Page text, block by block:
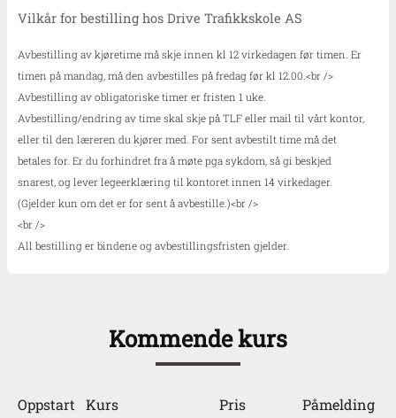
Vilkår for bestilling hos Drive Trafikkskole AS
Avbestilling av kjøretime må skje innen kl 12 virkedagen før timen. Er
timen på mandag, må den avbestilles på fredag før kl 12.00.<br />
Avbestilling av obligatoriske timer er fristen 1 uke.
Avbestilling/endring av time skal skje på TLF eller mail til vårt kontor,
eller til den læreren du kjører med. For sent avbestilt time må det
betales for. Er du forhindret fra å møte pga sykdom, så gi beskjed
snarest, og lever legeerklæring til kontoret innen 14 virkedager.
(Gjelder kun om det er for sent å avbestille.)<br />
<br />
All bestilling er bindene og avbestillingsfristen gjelder.
Kommende kurs
Oppstart Kurs Pris Påmelding